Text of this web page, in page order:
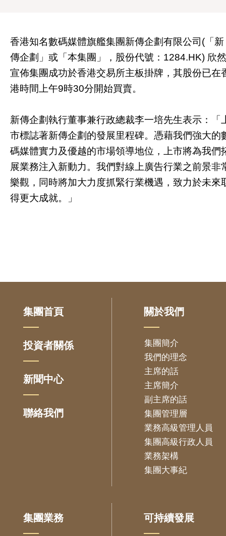
香港知名數碼媒體旗艦集團新傳企劃有限公司(「新
傳企劃」或「本集團」，股份代號：1284.HK) 欣然
宣佈集團成功於香港交易所主板掛牌，其股份已在
港時間上午9時30分開始買賣。
新傳企劃執行董事兼行政總裁李一培先生表示：「
市標誌著新傳企劃的發展里程碑。憑藉我們強大的
碼媒體實力及優越的市場領導地位，上市將為我們
展業務注入新動力。我們對線上廣告行業之前景非
樂觀，同時將加大力度抓緊行業機遇，致力於未來
得更大成就。」
集團首頁
投資者關係
新聞中心
聯絡我們
關於我們
集團簡介
我們的理念
主席的話
主席簡介
副主席的話
集團管理層
業務高級管理人員
集團高級行政人員
業務架構
集團大事紀
集團業務 可持續發展